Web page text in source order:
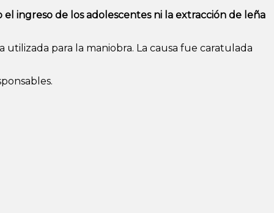
ingreso de los adolescentes ni la extracción de leña
para la maniobra. La causa fue caratulada